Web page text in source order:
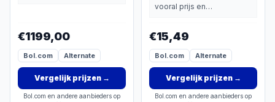
€1199,00
Bol.com Alternate
Vergelijk prijzen→
Bol.com en andere aanbieders op
vooral prijs en
€15,49
Bol.com Alternate
Vergelijk prijzen→
Bol.com en andere aanbieders op